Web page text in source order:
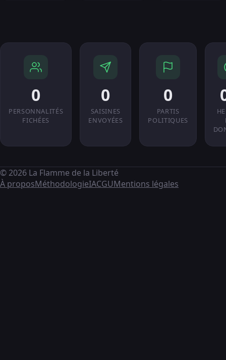
0
PERSONNALITÉS
FICHÉES
0
SAISINES
ENVOYÉES
0
PARTIS
POLITIQUES
© 2026 La Flamme de la Liberté
À proposMéthodologieIACGUMentions légales